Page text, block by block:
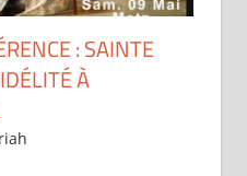
: SAINTE
À